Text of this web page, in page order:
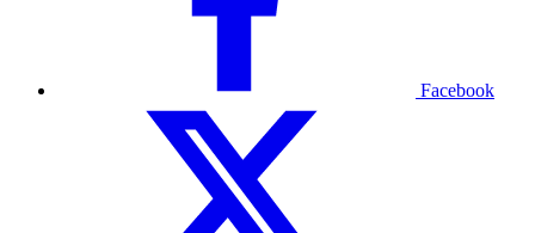
Facebook